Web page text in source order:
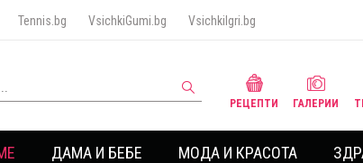
Tennis.bg VsichkiGumi.bg VsichkiIgri.bg
РЕЦЕПТИ ГАЛЕРИИ
ДАМА И БЕБЕ МОДА И КРАСОТА